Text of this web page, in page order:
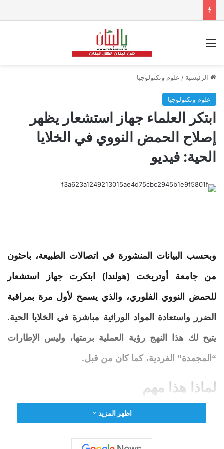
الرئيسية / علوم وتكنولوجيا
علوم وتكنولوجيا
ابتكر العلماء جهاز استشعار يظهر
إصلاح الحمض النووي في الخلايا
الحية: فيديو
وبحسب البيانات المنشورة في اتصالات الطبيعة، باحثون
من جامعة أوتريخت (هولندا) ابتكرتجهاز استشعار
للحمض النووي الفلوري، والذي يسمح لأول مرة بمراقبة
الضرر واستعادة المواد الوراثية مباشرة في الخلايا الحية.
يتيح لك هذا النهج رؤية العملية برمتها، وليس الإطارات
“المجمدة” الفردية، كما كان من قبل.
لماذا هذا مهم
يتضرر الحمض النووي باستمرار بسبب أشعة الشمس
اظهر المزيد